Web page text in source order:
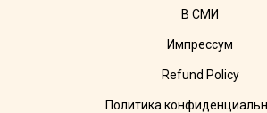
В СМИ
Импрессум
Refund Policy
Политика